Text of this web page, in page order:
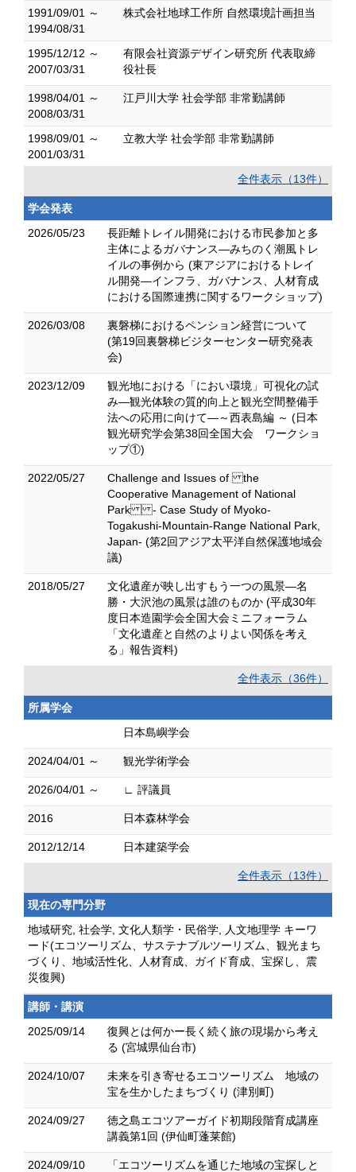
1991/09/01 ～
1994/08/31
株式会社地球工作所 自然環境計画担当
1995/12/12 ～
2007/03/31
有限会社資源デザイン研究所 代表取締
役社長
1998/04/01 ～
2008/03/31
江戸川大学 社会学部 非常勤講師
1998/09/01 ～
2001/03/31
立教大学 社会学部 非常勤講師
全件表示（13件）
学会発表
2026/05/23
長距離トレイル開発における市民参加と多
主体によるガバナンス―みちのく潮風トレ
イルの事例から (東アジアにおけるトレイ
ル開発―インフラ、ガバナンス、人材育成
における国際連携に関するワークショップ)
2026/03/08
裏磐梯におけるペンション経営について
(第19回裏磐梯ビジターセンター研究発表
会)
2023/12/09
観光地における「におい環境」可視化の試
み―観光体験の質的向上と観光空間整備手
法への応用に向けて―～西表島編 ～ (日本
観光研究学会第38回全国大会 ワークショ
ップ①)
2022/05/27
Challenge and Issues of the
Cooperative Management of National
Park - Case Study of Myoko-
Togakushi-Mountain-Range National Park,
Japan- (第2回アジア太平洋自然保護地域会
議)
2018/05/27
文化遺産が映し出すもう一つの風景―名
勝・大沢池の風景は誰のものか (平成30年
度日本造園学会全国大会ミニフォーラム
「文化遺産と自然のよりよい関係を考え
る」報告資料)
全件表示（36件）
所属学会
日本島嶼学会
2024/04/01 ～ 観光学術学会
2026/04/01 ～ ∟ 評議員
2016 日本森林学会
2012/12/14 日本建築学会
全件表示（13件）
現在の専門分野
地域研究, 社会学, 文化人類学・民俗学, 人文地理学 キーワ
ード(エコツーリズム、サステナブルツーリズム、観光まち
づくり、地域活性化、人材育成、ガイド育成、宝探し、震
災復興)
講師・講演
2025/09/14
復興とは何かー長く続く旅の現場から考え
る (宮城県仙台市)
2024/10/07
未来を引き寄せるエコツーリズム 地域の
宝を生かしたまちづくり (津別町)
2024/09/27
徳之島エコツアーガイド初期段階育成講座
講義第1回 (伊仙町蓬莱館)
2024/09/10 「エコツーリズムを通じた地域の宝探しと